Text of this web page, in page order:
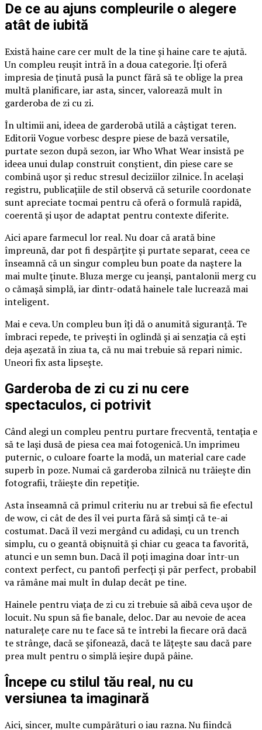
De ce au ajuns compleurile o alegere
atât de iubită
Există haine care cer mult de la tine și haine care te ajută.
Un compleu reușit intră în a doua categorie. Îți oferă
impresia de ținută pusă la punct fără să te oblige la prea
multă planificare, iar asta, sincer, valorează mult în
garderoba de zi cu zi.
În ultimii ani, ideea de garderobă utilă a câștigat teren.
Editorii Vogue vorbesc despre piese de bază versatile,
purtate sezon după sezon, iar Who What Wear insistă pe
ideea unui dulap construit conștient, din piese care se
combină ușor și reduc stresul deciziilor zilnice. În același
registru, publicațiile de stil observă că seturile coordonate
sunt apreciate tocmai pentru că oferă o formulă rapidă,
coerentă și ușor de adaptat pentru contexte diferite.
Aici apare farmecul lor real. Nu doar că arată bine
împreună, dar pot fi despărțite și purtate separat, ceea ce
înseamnă că un singur compleu bun poate da naștere la
mai multe ținute. Bluza merge cu jeanși, pantalonii merg cu
o cămașă simplă, iar dintr-odată hainele tale lucrează mai
inteligent.
Mai e ceva. Un compleu bun îți dă o anumită siguranță. Te
îmbraci repede, te privești în oglindă și ai senzația că ești
deja așezată în ziua ta, că nu mai trebuie să repari nimic.
Uneori fix asta lipsește.
Garderoba de zi cu zi nu cere
spectaculos, ci potrivit
Când alegi un compleu pentru purtare frecventă, tentația e
să te lași dusă de piesa cea mai fotogenică. Un imprimeu
puternic, o culoare foarte la modă, un material care cade
superb în poze. Numai că garderoba zilnică nu trăiește din
fotografii, trăiește din repetiție.
Asta înseamnă că primul criteriu nu ar trebui să fie efectul
de wow, ci cât de des îl vei purta fără să simți că te-ai
costumat. Dacă îl vezi mergând cu adidași, cu un trench
simplu, cu o geantă obișnuită și chiar cu geaca ta favorită,
atunci e un semn bun. Dacă îl poți imagina doar într-un
context perfect, cu pantofi perfecți și păr perfect, probabil
va rămâne mai mult în dulap decât pe tine.
Hainele pentru viața de zi cu zi trebuie să aibă ceva ușor de
locuit. Nu spun să fie banale, deloc. Dar au nevoie de acea
naturalețe care nu te face să te întrebi la fiecare oră dacă
te strânge, dacă se șifonează, dacă te lățește sau dacă pare
prea mult pentru o simplă ieșire după pâine.
Începe cu stilul tău real, nu cu
versiunea ta imaginară
Aici, sincer, multe cumpărături o iau razna. Nu fiindcă